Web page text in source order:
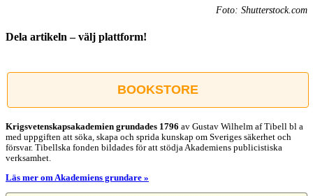
Foto: Shutterstock.com
Dela artikeln – välj plattform!
post
BOOKSTORE
Krigsvetenskap­sakademien grundades 1796 av Gustav Wilhelm af Tibell bl a
med uppgiften att söka, skapa och sprida kunskap om Sveriges säkerhet och
försvar. Tibellska fonden bildades för att stödja Akademiens publicistiska
verksamhet.
Läs mer om Akademiens grundare »